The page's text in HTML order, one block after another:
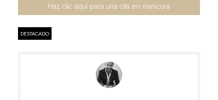
Haz clic aquí para una cita en manicura
DESTACADO